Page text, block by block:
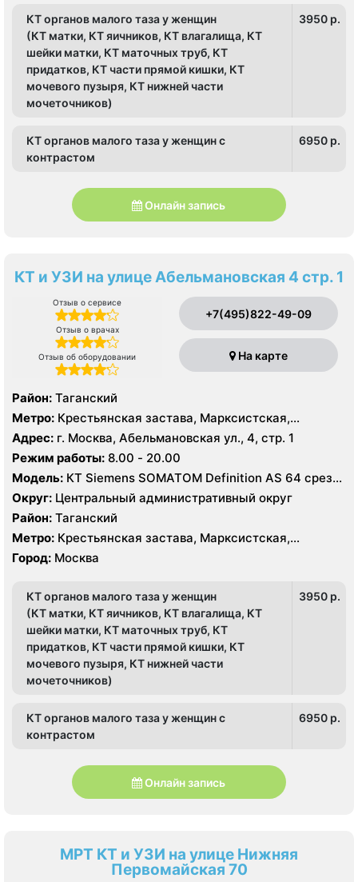
КТ органов малого таза у женщин
(КТ матки, КТ яичников, КТ влагалища, КТ
шейки матки, КТ маточных труб, КТ
придатков, КТ части прямой кишки, КТ
мочевого пузыря, КТ нижней части
мочеточников)
3950 p.
КТ органов малого таза у женщин с
контрастом
6950 p.
Онлайн запись
КТ и УЗИ на улице Абельмановская 4 стр. 1
Отзыв о сервисе
Отзыв о врачах
Отзыв об оборудовании
+7(495)822-49-09
На карте
Район: Таганский
Метро: Крестьянская застава, Марксистская,
Пролетарская
Адрес: г. Москва, Абельмановская ул., 4, стр. 1
Режим работы: 8.00 - 20.00
Модель: КТ Siemens SOMATOM Definition AS 64 среза,
УЗИ GE Voluson730 Pro, Philips iE33, GE Voluson730
Expert
Округ: Центральный административный округ
Район: Таганский
Метро: Крестьянская застава, Марксистская,
Пролетарская
Город: Москва
КТ органов малого таза у женщин
(КТ матки, КТ яичников, КТ влагалища, КТ
шейки матки, КТ маточных труб, КТ
придатков, КТ части прямой кишки, КТ
мочевого пузыря, КТ нижней части
мочеточников)
3950 p.
КТ органов малого таза у женщин с
контрастом
6950 p.
Онлайн запись
МРТ КТ и УЗИ на улице Нижняя
Первомайская 70